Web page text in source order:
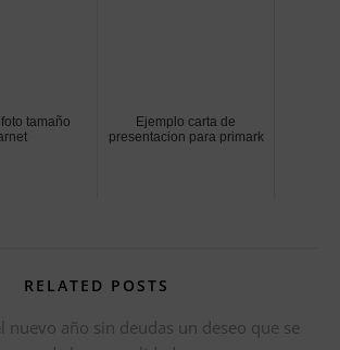
tamaño
Ejemplo carta de
presentacion para primark
RELATED POSTS